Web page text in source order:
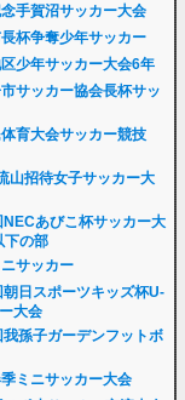
手賀沼サッカー大会
杯争奪少年サッカー
少年サッカー大会6年
サッカー協会長杯サッ
育大会サッカー競技
山招待女子サッカー大
あびこ杯サッカー大
下の部
サッカー
日スポーツキッズ杯U-
大会
孫子ガーデンフットボ
ミニサッカー大会